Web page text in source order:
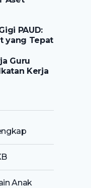
PAUD:
yang Tepat
Guru
Kerja
Anak